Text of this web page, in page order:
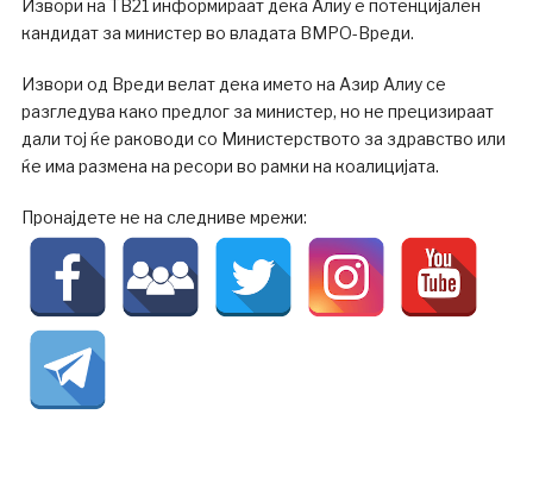
Извори на ТВ21 информираат дека Алиу е потенцијален
кандидат за министер во владата ВМРО-Вреди.
Извори од Вреди велат дека името на Азир Алиу се
разгледува како предлог за министер, но не прецизираат
дали тој ќе раководи со Министерството за здравство или
ќе има размена на ресори во рамки на коалицијата.
Пронајдете не на следниве мрежи: